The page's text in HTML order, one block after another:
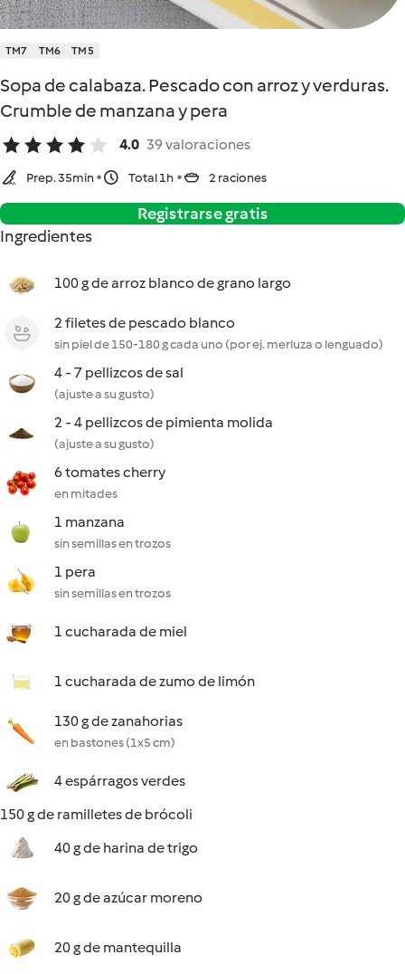
TM7 TM6 TM5
Sopa de calabaza. Pescado con arroz y verduras.
Crumble de manzana y pera
4.0 39 valoraciones
Prep. 35min Total 1h 2 raciones
Registrarse gratis
Ingredientes
100 g de arroz blanco de grano largo
2 filetes de pescado blanco
sin piel de 150-180 g cada uno (por ej. merluza o lenguado)
4 - 7 pellizcos de sal
(ajuste a su gusto)
2 - 4 pellizcos de pimienta molida
(ajuste a su gusto)
6 tomates cherry
en mitades
1 manzana
sin semillas en trozos
1 pera
sin semillas en trozos
1 cucharada de miel
1 cucharada de zumo de limón
130 g de zanahorias
en bastones (1x5 cm)
4 espárragos verdes
150 g de ramilletes de brócoli
40 g de harina de trigo
20 g de azúcar moreno
20 g de mantequilla